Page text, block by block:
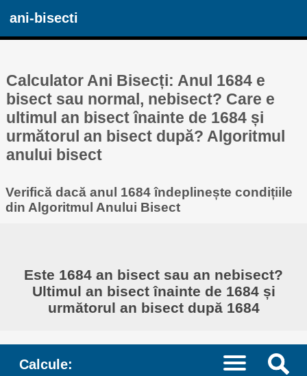
ani-bisecti
Calculator Ani Bisecți: Anul 1684 e
bisect sau normal, nebisect? Care e
ultimul an bisect înainte de 1684 și
următorul an bisect după? Algoritmul
anului bisect
Verifică dacă anul 1684 îndeplinește condițiile
din Algoritmul Anului Bisect
Este 1684 an bisect sau an nebisect?
Ultimul an bisect înainte de 1684 și
următorul an bisect după 1684
Calcule: